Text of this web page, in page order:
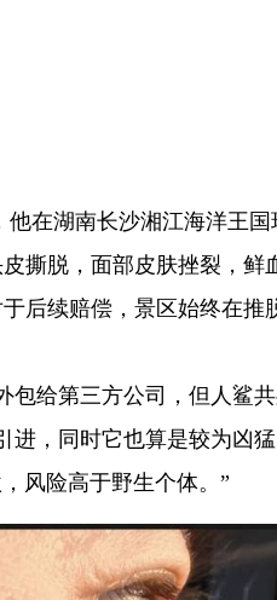
在湖南长沙湘江海洋王国
撕脱，面部皮肤挫裂，鲜
后续赔偿，景区始终在推
给第三方公司，但人鲨
，同时它也算是较为凶猛
风险高于野生个体。”